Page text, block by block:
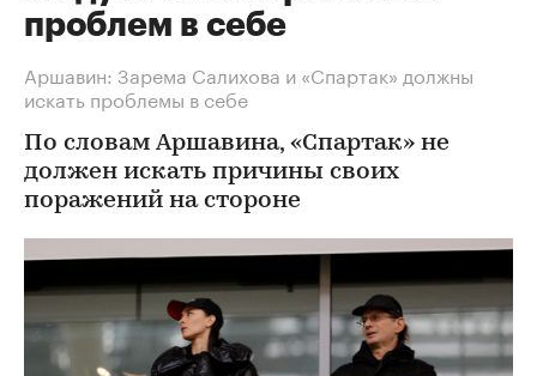
проблем в себе
Аршавин: Зарема Салихова и «Спартак» должны
искать проблемы в себе
По словам Аршавина, «Спартак» не
должен искать причины своих
поражений на стороне